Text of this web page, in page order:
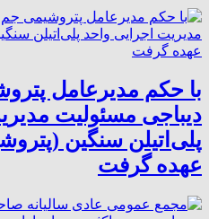
با حکم مدیرعامل
دیباجی مسئولیت
پلی‌اتیلن سنگین
عهده گرفت